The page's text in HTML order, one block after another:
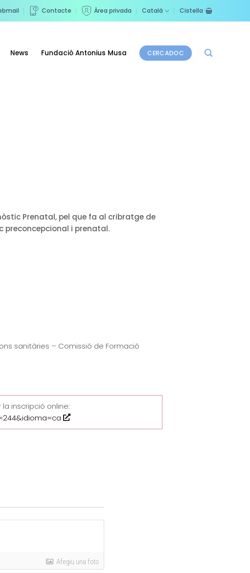
Contacte Àrea privada Català Cistella
News Fundació Antonius Musa CERCADOC
Prenatal, pel que fa al cribratge de
preconcepcional i prenatal.
sanitàries – Comissió de Formació
inscripció online:
Afegiu una foto